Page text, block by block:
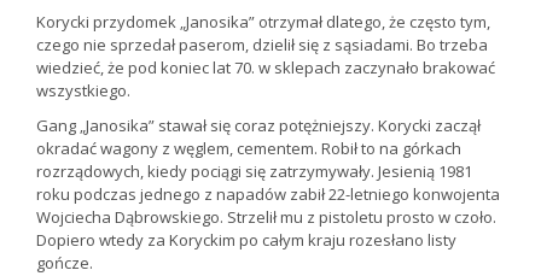
Korycki przydomek „Janosika” otrzymał dlatego, że często tym,
czego nie sprzedał paserom, dzielił się z sąsiadami. Bo trzeba
wiedzieć, że pod koniec lat 70. w sklepach zaczynało brakować
wszystkiego.
Gang „Janosika” stawał się coraz potężniejszy. Korycki zaczął
okradać wagony z węglem, cementem. Robił to na górkach
rozrządowych, kiedy pociągi się zatrzymywały. Jesienią 1981
roku podczas jednego z napadów zabił 22-letniego konwojenta
Wojciecha Dąbrowskiego. Strzelił mu z pistoletu prosto w czoło.
Dopiero wtedy za Koryckim po całym kraju rozesłano listy
gończe.